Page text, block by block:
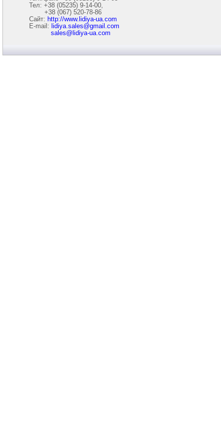
Тел: +38 (05235) 9-14-00,
+38 (067) 520-78-86
Сайт: http://www.lidiya-ua.com
E-mail: lidiya.sales@gmail.com
sales@lidiya-ua.com